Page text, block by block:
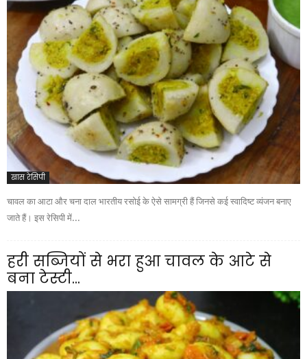
खास रेसिपी
चावल का आटा और चना दाल भारतीय रसोई के ऐसे सामग्री हैं जिनसे कई स्वादिष्ट व्यंजन बनाए
जाते हैं। इस रेसिपी में...
हरी सब्जियों से भरा हुआ चावल के आटे से
बना टेस्टी...